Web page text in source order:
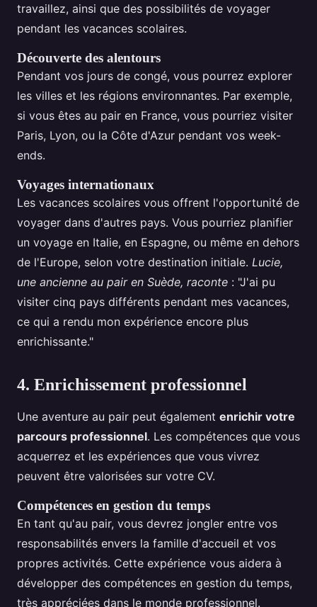
travaillez, ainsi que des possibilités de voyager
pendant les vacances scolaires.
Découverte des alentours
Pendant vos jours de congé, vous pourrez explorer
les villes et les régions environnantes. Par exemple,
si vous êtes au pair en France, vous pourriez visiter
Paris, Lyon, ou la Côte d'Azur pendant vos week-
ends.
Voyages internationaux
Les vacances scolaires vous offrent l'opportunité de
voyager dans d'autres pays. Vous pourriez planifier
un voyage en Italie, en Espagne, ou même en dehors
de l'Europe, selon votre destination initiale. Lucie,
une ancienne au pair en Suède, raconte : "J'ai pu
visiter cinq pays différents pendant mes vacances,
ce qui a rendu mon expérience encore plus
enrichissante."
4. Enrichissement professionnel
Une aventure au pair peut également enrichir votre
parcours professionnel. Les compétences que vous
acquerrez et les expériences que vous vivrez
peuvent être valorisées sur votre CV.
Compétences en gestion du temps
En tant qu'au pair, vous devrez jongler entre vos
responsabilités envers la famille d'accueil et vos
propres activités. Cette expérience vous aidera à
développer des compétences en gestion du temps,
très appréciées dans le monde professionnel.